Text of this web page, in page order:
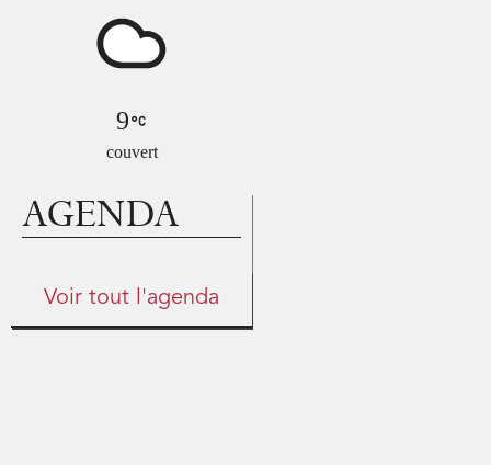
9
couvert
AGENDA
Voir tout l'agenda